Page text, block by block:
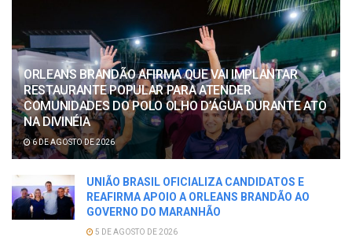
ORLEANS BRANDÃO AFIRMA QUE VAI IMPLANTAR
RESTAURANTE POPULAR PARA ATENDER
COMUNIDADES DO POLO OLHO D’ÁGUA DURANTE ATO
NA DIVINÉIA
6 DE AGOSTO DE 2026
UNIÃO BRASIL OFICIALIZA CANDIDATOS E
REAFIRMA APOIO A ORLEANS BRANDÃO AO
GOVERNO DO MARANHÃO
5 DE AGOSTO DE 2026